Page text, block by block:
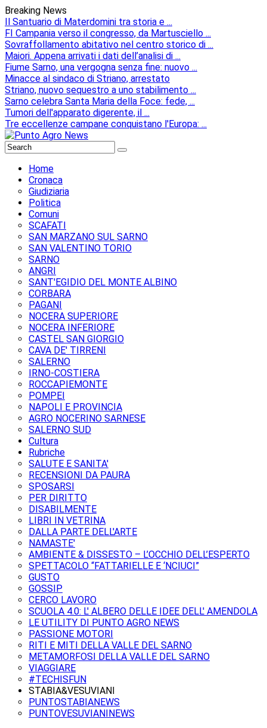
Breaking News
Il Santuario di Materdomini tra storia e ...
FI Campania verso il congresso, da Martusciello ...
Sovraffollamento abitativo nel centro storico di ...
Maiori. Appena arrivati i dati dell’analisi di ...
Fiume Sarno, una vergogna senza fine: nuovo ...
Minacce al sindaco di Striano, arrestato
Striano, nuovo sequestro a uno stabilimento ...
Sarno celebra Santa Maria della Foce: fede, ...
Tumori dell'apparato digerente, il ...
Tre eccellenze campane conquistano l'Europa: ...
Home
Cronaca
Giudiziaria
Politica
Comuni
SCAFATI
SAN MARZANO SUL SARNO
SAN VALENTINO TORIO
SARNO
ANGRI
SANT'EGIDIO DEL MONTE ALBINO
CORBARA
PAGANI
NOCERA SUPERIORE
NOCERA INFERIORE
CASTEL SAN GIORGIO
CAVA DE' TIRRENI
SALERNO
IRNO-COSTIERA
ROCCAPIEMONTE
POMPEI
NAPOLI E PROVINCIA
AGRO NOCERINO SARNESE
SALERNO SUD
Cultura
Rubriche
SALUTE E SANITA'
RECENSIONI DA PAURA
SPOSARSI
PER DIRITTO
DISABILMENTE
LIBRI IN VETRINA
DALLA PARTE DELL'ARTE
NAMASTE'
AMBIENTE & DISSESTO – L’OCCHIO DELL’ESPERTO
SPETTACOLO “FATTARIELLE E ‘NCIUCI”
GUSTO
GOSSIP
CERCO LAVORO
SCUOLA 4.0: L' ALBERO DELLE IDEE DELL' AMENDOLA
LE UTILITY DI PUNTO AGRO NEWS
PASSIONE MOTORI
RITI E MITI DELLA VALLE DEL SARNO
METAMORFOSI DELLA VALLE DEL SARNO
VIAGGIARE
#TECHISFUN
STABIA&VESUVIANI
PUNTOSTABIANEWS
PUNTOVESUVIANINEWS